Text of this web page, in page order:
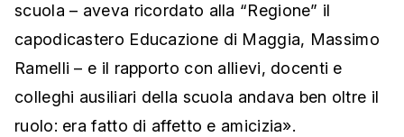
scuola – aveva ricordato alla “Regione” il
capodicastero Educazione di Maggia, Massimo
Ramelli – e il rapporto con allievi, docenti e
colleghi ausiliari della scuola andava ben oltre il
ruolo: era fatto di affetto e amicizia».